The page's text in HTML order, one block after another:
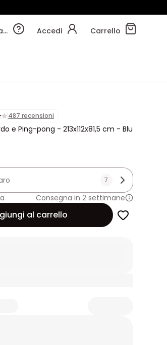
Aiuto e Contatti Accedi Carrello
487 recensioni
e Ping-pong - 213x112x81,5 cm - Blu
7
Consegna in 2 settimane
al carrello